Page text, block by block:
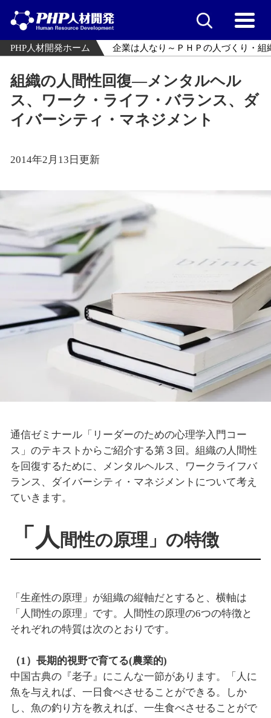
PHP人材開発ホーム 企業は人なり～ＰＨＰの人づくり・組
組織の人間性回復―メンタルヘル
ス、ワーク・ライフ・バランス、ダ
イバーシティ・マネジメント
2014年2月13日更新
通信ゼミナール「リーダーのための心理学入門コー
ス」のテキストからご紹介する第３回。組織の人間性
を回復するために、メンタルヘルス、ワークライフバ
ランス、ダイバーシティ・マネジメントについて考え
ていきます。
「人 間性の原理」の特徴
「生産性の原理」が組織の縦軸だとすると、横軸は
「人間性の原理」です。人間性の原理の6つの特徴と
それぞれの特質は次のとおりです。
（1）長期的視野で育てる(農業的)
中国古典の『老子』にこんな一節があります。「人に
魚を与えれば、一日食べさせることができる。しか
し、魚の釣り方を教えれば、一生食べさせることがで